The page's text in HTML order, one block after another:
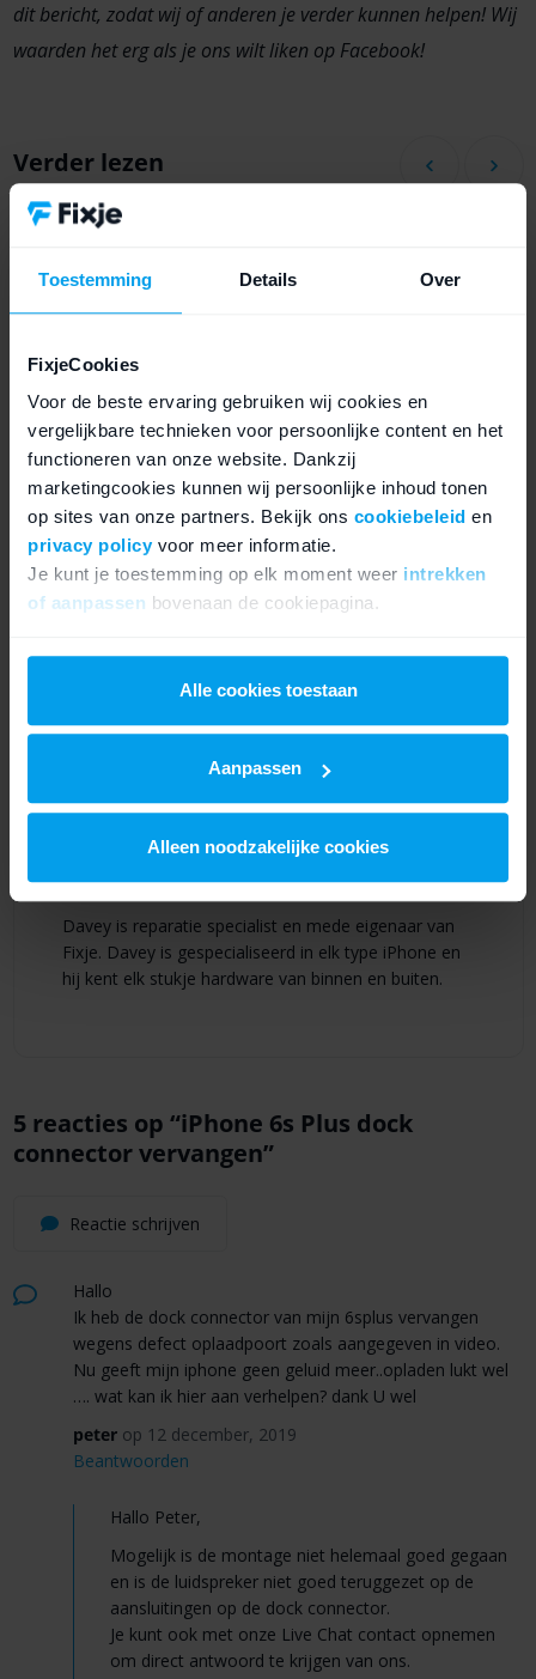
Toestemming Details Over
FixjeCookies
Voor de beste ervaring gebruiken wij cookies en
vergelijkbare technieken voor persoonlijke content en het
functioneren van onze website. Dankzij
marketingcookies kunnen wij persoonlijke inhoud tonen
op sites van onze partners. Bekijk ons cookiebeleid en
privacy policyvoor meer informatie.
Je kunt je toestemming op elk moment weer intrekken
of aanpassen bovenaan de cookiepagina.
We werken samen met21 derdendie uw gegevens
kunnen ontvangen en verwerken.
Alle cookies toestaan
Aanpassen
Alleen noodzakelijke cookies
dit bericht, zodat wij of anderen je verder kunnen helpen! Wij
waarden het erg als je ons wilt liken op Facebook!
Verder lezen
IPHONE 6S PLUS REPARATIE
Voorgemonteerd iPhone 6s
Plus scherm en LCD
vervangen
Davey is reparatie specialist en mede eigenaar van
Fixje. Davey is gespecialiseerd in elk type iPhone en
hij kent elk stukje hardware van binnen en buiten.
5 reacties op “iPhone 6s Plus dock
connector vervangen”
Reactie schrijven
Hallo
Ik heb de dock connector van mijn 6splus vervangen
wegens defect oplaadpoort zoals aangegeven in video.
Nu geeft mijn iphone geen geluid meer..opladen lukt wel
…. wat kan ik hier aan verhelpen? dank U wel
peter op 12 december, 2019
Beantwoorden
Hallo Peter,
Mogelijk is de montage niet helemaal goed gegaan
en is de luidspreker niet goed teruggezet op de
aansluitingen op de dock connector.
Je kunt ook met onze Live Chat contact opnemen
om direct antwoord te krijgen van ons.